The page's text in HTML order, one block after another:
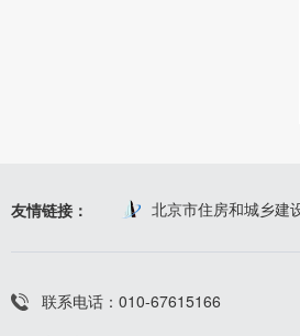
友情链接： 北京市住房和城乡建
联系电话：010-67615166